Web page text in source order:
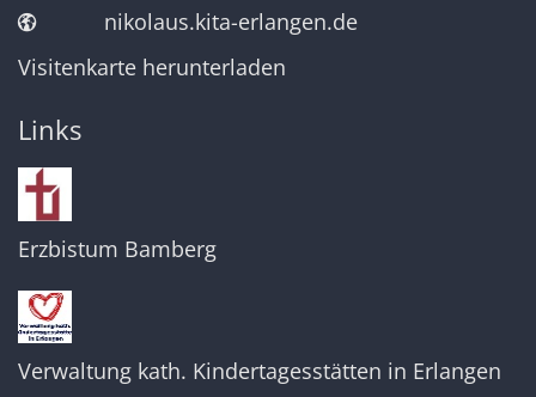
nikolaus.kita-erlangen.de
Visitenkarte herunterladen
Links
Erzbistum Bamberg
Verwaltung kath. Kindertagesstätten in Erlangen